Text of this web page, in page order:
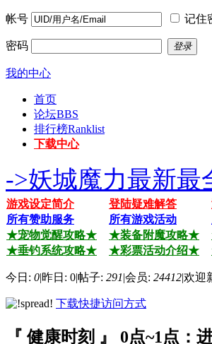
帐号 记住
密码 登录
我的中心
首页
论坛BBS
排行榜Ranklist
下载中心
->妖城魔力最新最
游戏设定简介 登陆疑难解答
所有赞助服务
所有游戏活动
★宠物觉醒攻略★
★装备附魔攻略★
★垂钓系统攻略★
★彩票活动介绍★
今日: 0|昨日: 0|帖子: 291|会员: 24412|欢迎
下载快捷访问方式
『健康时刻 』 0点~1点：